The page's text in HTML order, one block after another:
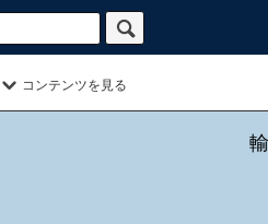
コンテンツを見る